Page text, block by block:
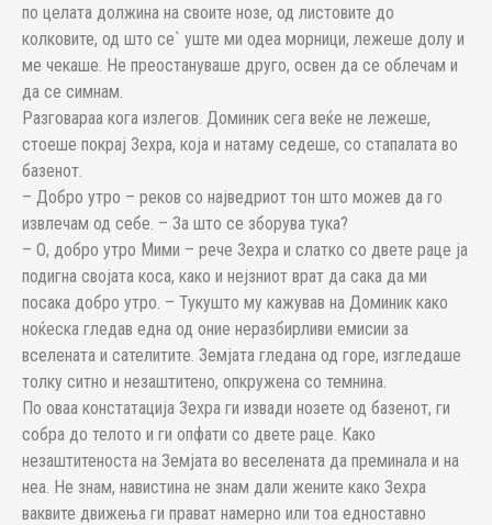
по целата должина на своите нозе, од листовите до
колковите, од што се` уште ми одеа морници, лежеше долу и
ме чекаше. Не преостануваше друго, освен да се облечам и
да се симнам.
Разговараа кога излегов. Доминик сега веќе не лежеше,
стоеше покрај Зехра, која и натаму седеше, со стапалата во
базенот.
– Добро утро – реков со најведриот тон што можев да го
извлечам од себе. – За што се зборува тука?
– О, добро утро Мими – рече Зехра и слатко со двете раце ја
подигна својата коса, како и нејзниот врат да сака да ми
посака добро утро. – Тукушто му кажував на Доминик како
ноќеска гледав една од оние неразбирливи емисии за
вселената и сателитите. Земјата гледана од горе, изгледаше
толку ситно и незаштитено, опкружена со темнина.
По оваа констатација Зехра ги извади нозете од базенот, ги
собра до телото и ги опфати со двете раце. Како
незаштитеноста на Земјата во веселената да преминала и на
неа. Не знам, навистина не знам дали жените како Зехра
ваквите движења ги прават намерно или тоа едноставно